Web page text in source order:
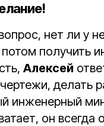
нет ли у
получить
Алексей
чертежи, делать
инженерный
он всегда